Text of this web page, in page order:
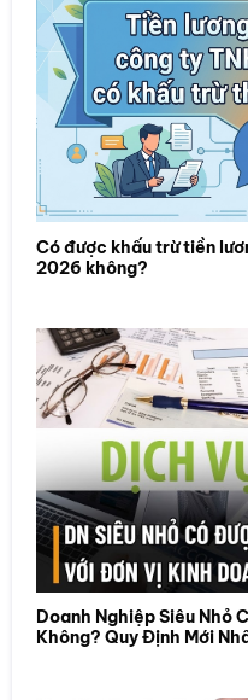
Có được khấu trừ tiền
2026 không?
Doanh Nghiệp Siêu Nhỏ
Không? Quy Định Mới